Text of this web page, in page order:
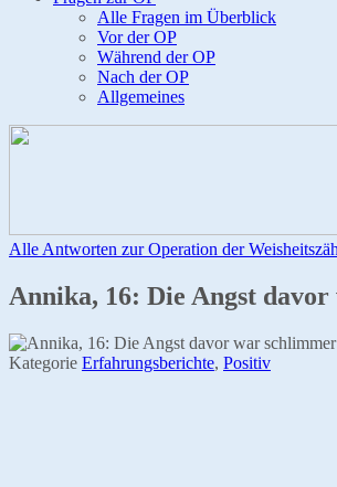
Alle Fragen im Überblick
Vor der OP
Während der OP
Nach der OP
Allgemeines
Alle Antworten zur Operation der
Annika, 16: Die Angst
Kategorie Erfahrungsberichte, Positiv